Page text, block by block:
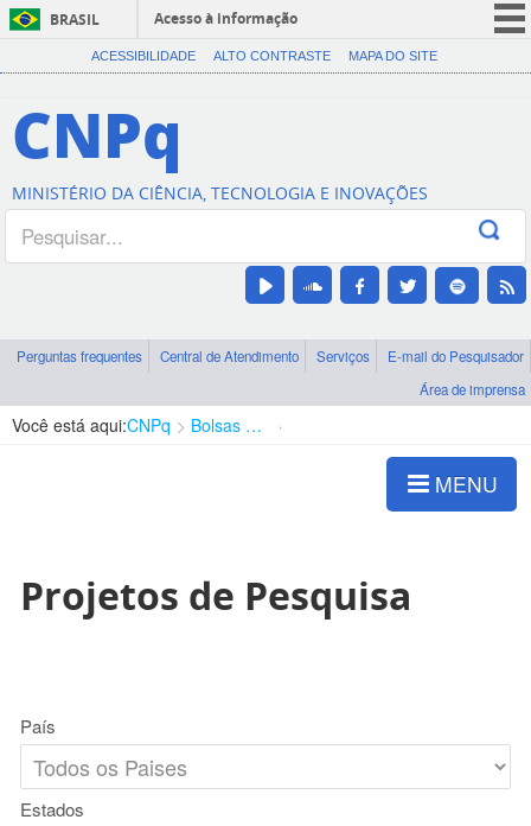
BRASIL
Acesso à informação
CORONAVÍRUS (COVID-19)
Canais
ACESSIBILIDADE ALTO CONTRASTE MAPA DO SITE
CNPq
MINISTÉRIO DA CIÊNCIA, TECNOLOGIA E INOVAÇÕES
Perguntas frequentes Central de Atendimento Serviços
E-mail do Pesquisador
Área de imprensa
Você está aqui:CNPq Bolsas e Auxílios Vigentes
MENU
Projetos de Pesquisa
País
Estados